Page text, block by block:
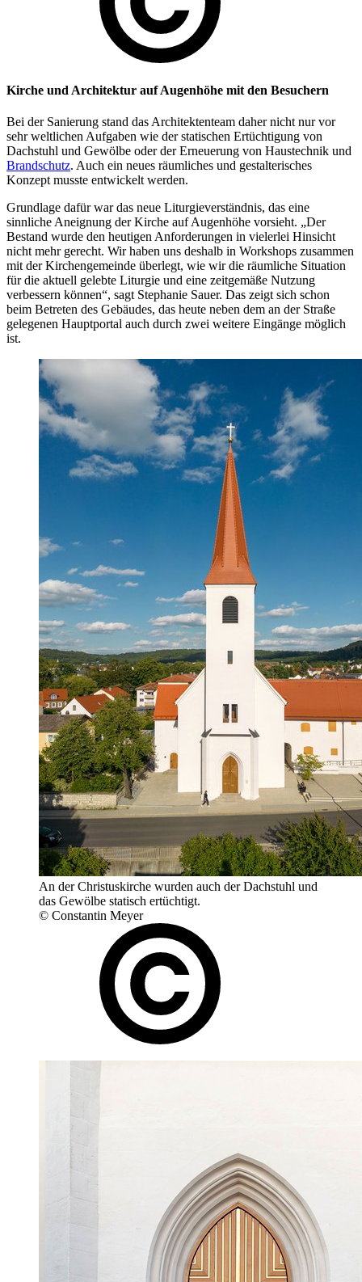
Kirche und Architektur auf Augenhöhe mit den Besuchern
Bei der Sanierung stand das Architektenteam daher nicht nur vor
sehr weltlichen Aufgaben wie der statischen Ertüchtigung von
Dachstuhl und Gewölbe oder der Erneuerung von Haustechnik und
Brandschutz. Auch ein neues räumliches und gestalterisches
Konzept musste entwickelt werden.
Grundlage dafür war das neue Liturgieverständnis, das eine
sinnliche Aneignung der Kirche auf Augenhöhe vorsieht. „Der
Bestand wurde den heutigen Anforderungen in vielerlei Hinsicht
nicht mehr gerecht. Wir haben uns deshalb in Workshops zusammen
mit der Kirchengemeinde überlegt, wie wir die räumliche Situation
für die aktuell gelebte Liturgie und eine zeitgemäße Nutzung
verbessern können“, sagt Stephanie Sauer. Das zeigt sich schon
beim Betreten des Gebäudes, das heute neben dem an der Straße
gelegenen Hauptportal auch durch zwei weitere Eingänge möglich
ist.
An der Christuskirche wurden auch der Dachstuhl und
das Gewölbe ­statisch ertüchtigt.
© Constantin Meyer